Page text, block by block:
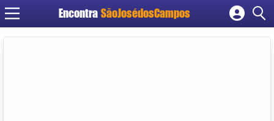
Encontra SãoJosédosCampos
Cadastrar empresa